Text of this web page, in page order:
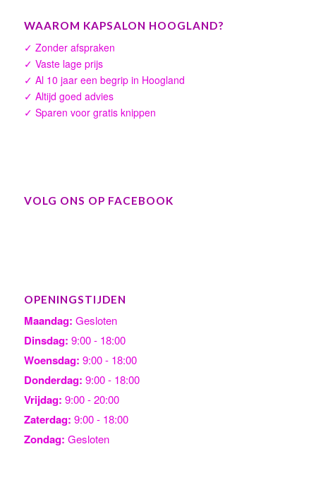
WAAROM KAPSALON HOOGLAND?
✓ Zonder afspraken
✓ Vaste lage prijs
✓ Al 10 jaar een begrip in Hoogland
✓ Altijd goed advies
✓ Sparen voor gratis knippen
VOLG ONS OP FACEBOOK
OPENINGSTIJDEN
Maandag: Gesloten
Dinsdag: 9:00 - 18:00
Woensdag: 9:00 - 18:00
Donderdag: 9:00 - 18:00
Vrijdag: 9:00 - 20:00
Zaterdag: 9:00 - 18:00
Zondag: Gesloten